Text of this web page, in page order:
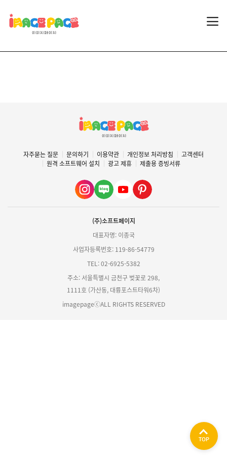
자주묻는 질문 문의하기 이용약관 개인정보 처리방침
고객센터
원격 소프트웨어 설치
광고 제휴 제출용 증빙서류
(주)소프트페이지
대표자명: 이종국
사업자등록번호: 119-86-54779
TEL: 02-6925-5382
주소: 서울특별시 금천구 벚꽃로 298,
1111호 (가산동, 대륭포스트타워6차)
imagepageⓒALL RIGHTS RESERVED